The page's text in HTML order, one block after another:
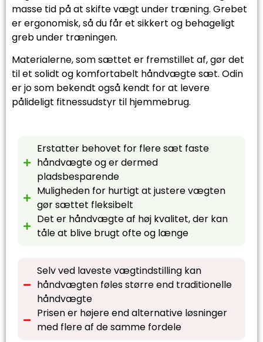
masse tid på at skifte vægt under træning. Grebet
er ergonomisk, så du får et sikkert og behageligt
greb under træningen.
Materialerne, som sættet er fremstillet af, gør det
til et solidt og komfortabelt håndvægte sæt. Odin
er jo som bekendt også kendt for at levere
pålideligt fitnessudstyr til hjemmebrug.
Erstatter behovet for flere sæt faste
håndvægte og er dermed
pladsbesparende
Muligheden for hurtigt at justere vægten
gør sættet fleksibelt
Det er håndvægte af høj kvalitet, der kan
tåle at blive brugt ofte og længe
Selv ved laveste vægtindstilling kan
håndvægten føles større end traditionelle
håndvægte
Prisen er højere end alternative løsninger
med flere af de samme fordele